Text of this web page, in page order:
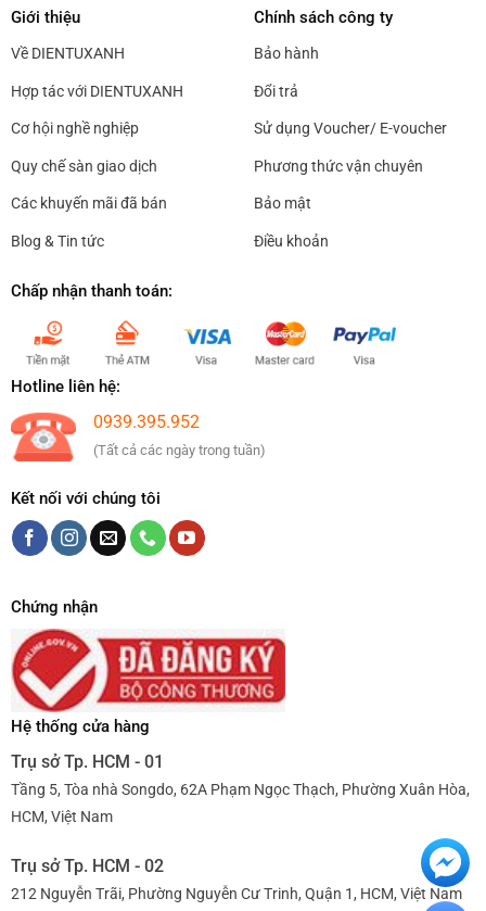
Giới thiệu
Về DIENTUXANH
Hợp tác với DIENTUXANH
Cơ hội nghề nghiệp
Quy chế sàn giao dịch
Các khuyến mãi đã bán
Blog & Tin tức
Chính sách công ty
Bảo hành
Đổi trả
Sử dụng Voucher/ E-voucher
Phương thức vận chuyên
Bảo mật
Điều khoản
Chấp nhận thanh toán:
Hotline liên hệ:
0939.395.952
(Tất cả các ngày trong tuần)
Kết nối với chúng tôi
Chứng nhận
Hệ thống cửa hàng
Trụ sở Tp. HCM - 01
Tầng 5, Tòa nhà Songdo, 62A Phạm Ngọc Thạch, Phường Xuân Hòa,
HCM, Việt Nam
Trụ sở Tp. HCM - 02
212 Nguyễn Trãi, Phường Nguyễn Cư Trinh, Quận 1, HCM, Việt Nam